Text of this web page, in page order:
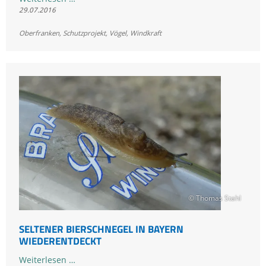
Hain/Küps
29.07.2016
Oberfranken, Schutzprojekt, Vögel, Windkraft
© Thomas Stahl
SELTENER BIERSCHNEGEL IN BAYERN
WIEDERENTDECKT
Weiterlesen …Seltener